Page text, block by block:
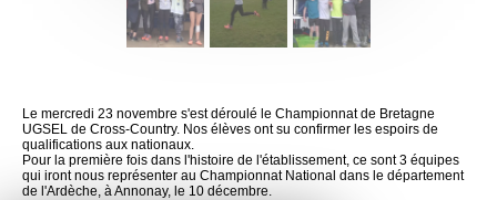
Le mercredi 23 novembre s'est déroulé le Championnat de Bretagne
UGSEL de Cross-Country. Nos élèves ont su confirmer les espoirs de
qualifications aux nationaux.
Pour la première fois dans l'histoire de l'établissement, ce sont 3 équipes
qui iront nous représenter au Championnat National dans le département
de l'Ardèche, à Annonay, le 10 décembre.